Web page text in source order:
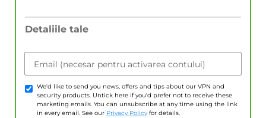
Detaliile tale
Email (necesar pentru activarea contului)
We'd like to send you news, offers and tips about our VPN and
security products. Untick here if you'd prefer not to receive these
marketing emails. You can unsubscribe at any time using the link
in every email. See our Privacy Policy for details.